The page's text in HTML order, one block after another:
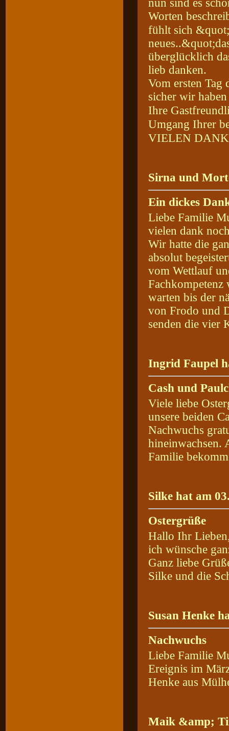
nun sind es
Worten
fühlt sich
überglücklich
lieb danken.
Vom ersten
sicher wir
Ihre
Umgang Ihrer
VIELEN
Sirna und
Ein dickes
Liebe Familie
vielen dank
Wir hatte die
absolut
vom Wettlauf
Fachkompetenz
warten bis der
von Frodo und
senden die vier
Ingrid Faupel
Cash und
Viele liebe
unsere beiden
Nachwuchs
hineinwachsen.
Familie
Silke hat am
Ostergrüße
Hallo Ihr
ich wünsche
Ganz liebe
Silke und die
Susan Henke
Nachwuchs
Liebe Familie
Ereignis im
Henke aus
Maik &amp;